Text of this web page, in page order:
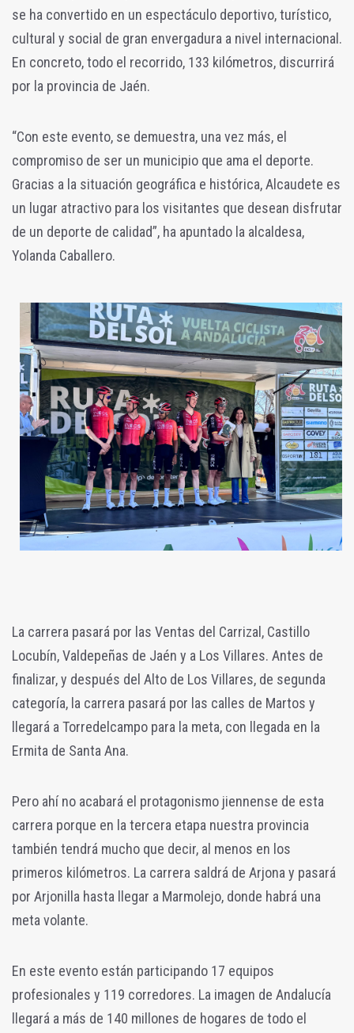
se ha convertido en un espectáculo deportivo, turístico,
cultural y social de gran envergadura a nivel internacional.
En concreto, todo el recorrido, 133 kilómetros, discurrirá
por la provincia de Jaén.
“Con este evento, se demuestra, una vez más, el
compromiso de ser un municipio que ama el deporte.
Gracias a la situación geográfica e histórica, Alcaudete es
un lugar atractivo para los visitantes que desean disfrutar
de un deporte de calidad”, ha apuntado la alcaldesa,
Yolanda Caballero.
La carrera pasará por las Ventas del Carrizal, Castillo
Locubín, Valdepeñas de Jaén y a Los Villares. Antes de
finalizar, y después del Alto de Los Villares, de segunda
categoría, la carrera pasará por las calles de Martos y
llegará a Torredelcampo para la meta, con llegada en la
Ermita de Santa Ana.
Pero ahí no acabará el protagonismo jiennense de esta
carrera porque en la tercera etapa nuestra provincia
también tendrá mucho que decir, al menos en los
primeros kilómetros. La carrera saldrá de Arjona y pasará
por Arjonilla hasta llegar a Marmolejo, donde habrá una
meta volante.
En este evento están participando 17 equipos
profesionales y 119 corredores. La imagen de Andalucía
llegará a más de 140 millones de hogares de todo el